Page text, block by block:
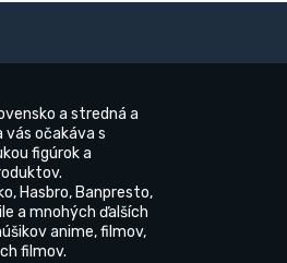
a stredná a
vás očakáva s
figúrok a
Hasbro, Banpresto,
a mnohých ďalších
anime, filmov,
filmov.